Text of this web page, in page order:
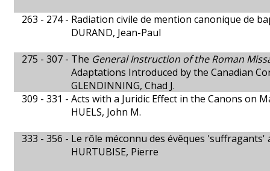
263 - 274 - Radiation civile de mention canonique de
DURAND, Jean-Paul
275 - 307 - The General Instruction of the Roman
Adaptations Introduced by the Canadian
GLENDINNING, Chad J.
309 - 331 - Acts with a Juridic Effect in the Canons on
HUELS, John M.
333 - 356 - Le rôle méconnu des évêques 'suffragants'
HURTUBISE, Pierre